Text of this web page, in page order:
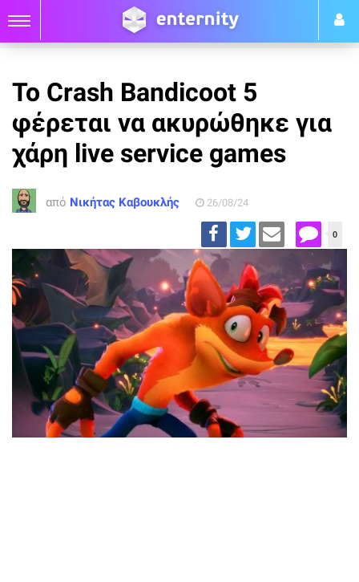
Το Crash Bandicoot 5
φέρεται να ακυρώθηκε για
χάρη live service games
από Νικήτας Καβουκλής 26/08/24
0